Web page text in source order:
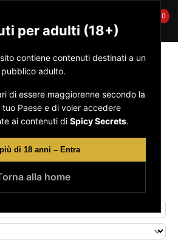
🛒0
sicuri • Riservatezza totale
/ Bambole
Per lui BDSM Anale
Anelli
per adulti (18+)
contiene contenuti destinati a un
pubblico adulto.
di essere maggiorenne secondo la
Paese e di voler accedere
ai contenuti di Spicy Secrets.
di 18 anni – Entra
alla home